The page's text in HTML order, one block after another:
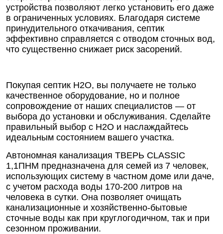
устройства позволяют легко установить его даже
в ограниченных условиях. Благодаря системе
принудительного откачивания, септик
эффективно справляется с отводом сточных вод,
что существенно снижает риск засорений.
Покупая септик Н2О, вы получаете не только
качественное оборудование, но и полное
сопровождение от наших специалистов — от
выбора до установки и обслуживания. Сделайте
правильный выбор с Н2О и наслаждайтесь
идеальным состоянием вашего участка.
Автономная канализация ТВЕРЬ CLASSIC
1,1ПНМ предназначена для семей из 7 человек,
использующих систему в частном доме или даче,
с учетом расхода воды 170-200 литров на
человека в сутки. Она позволяет очищать
канализационные и хозяйственно-бытовые
сточные воды как при круглогодичном, так и при
сезонном проживании.